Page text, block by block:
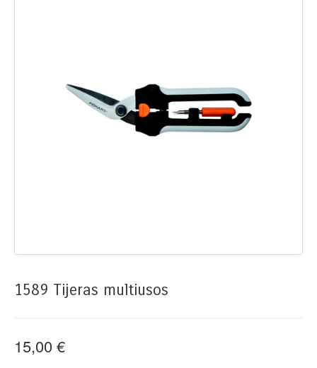
1589 Tijeras multiusos
15,00 €